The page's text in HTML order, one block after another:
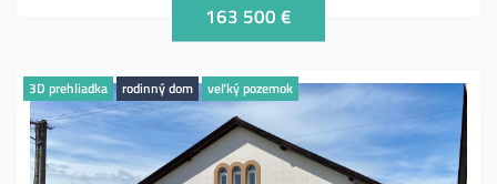
163 500 €
3D prehliadka rodinný dom veľký pozemok